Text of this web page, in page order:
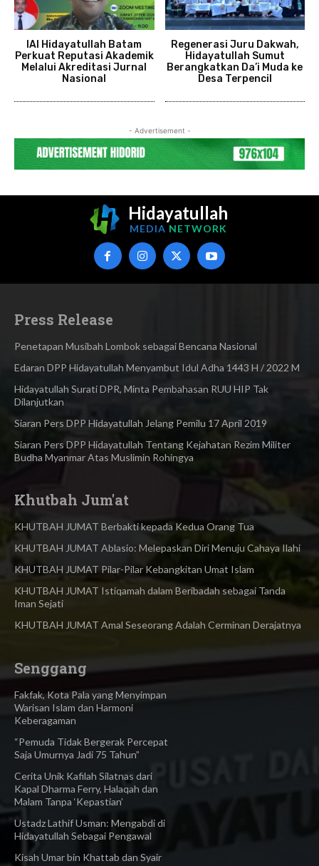
IAI Hidayatullah Batam
Perkuat Reputasi Akademik
Melalui Akreditasi Jurnal
Nasional
Regenerasi Juru Dakwah,
Hidayatullah Sumut
Berangkatkan Da’i Muda ke
Desa Terpencil
- Advertisement -
Hidayatullah
MEDIA NETWORK
Press Release
Penetapan Musibah Lombok sebagai Bencana Nasional
Edaran DPP Hidayatullah Menyambut Idul Adha 1443 H / 2022 M
Hidayatullah Surati DPR, Minta Pembahasan RUU HIP Tak
Dilanjutkan
Siaran Pers DPP Hidayatullah Jelang Pemilu 17 April 2019
Siaran Pers DPP Hidayatullah Tentang Kejahatan Rezim Militer
Budha Myanmar Atas Muslimin Rohingya​
Khutbah Jum'at
KHUTBAH JUMAT Berbakti kepada Kedua Orang Tua
KHUTBAH JUMAT Ablasio: Melepaskan Diri Menuju Cahaya Ilahi
KHUTBAH JUMAT Pilar-Pilar Kebangkitan Umat Islam
KHUTBAH JUMAT Istiqamah dalam Beribadah sebagai Tanda
Iman Sejati
KHUTBAH JUMAT Amal Seseorang Adalah Cerminan Derajatnya
Senggang
Fakfak, Kota Pala yang Menyimpan
Warisan Islam dan Harmoni
Keberagaman
“Pemuda Tidak Bergerak Percepat
Saja Umurnya Jadi 75 Tahun”
Cerita Unik Kafilah Silatnas dari
Kapal Dharma Ferry, Halaqah dan
Malam Tanpa ‘Kepastian’
Ustadz Lathif Usman: Mengabdi di
Hidayatullah Sebagai Pengawal
Kisah Umar bin Khattab dan Syair